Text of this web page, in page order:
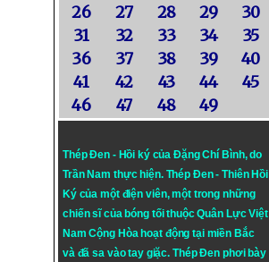
26
27 28 29
30
31
32 33 34
35
36
37 38 39
40
41
42 43 44
45
46
47 48 49
Thép Đen - Hồi ký của Đặng Chí Bình, do
Trần Nam thực hiện. Thép Đen- Thiên Hồi
Ký của một điện viên, một trong những
chiến sĩ của bóng tối thuộc Quân Lực Việt
Nam Cộng Hòa hoạt động tại miền Bắc
và đã sa vào tay giặc. Thép Đen phơi bày